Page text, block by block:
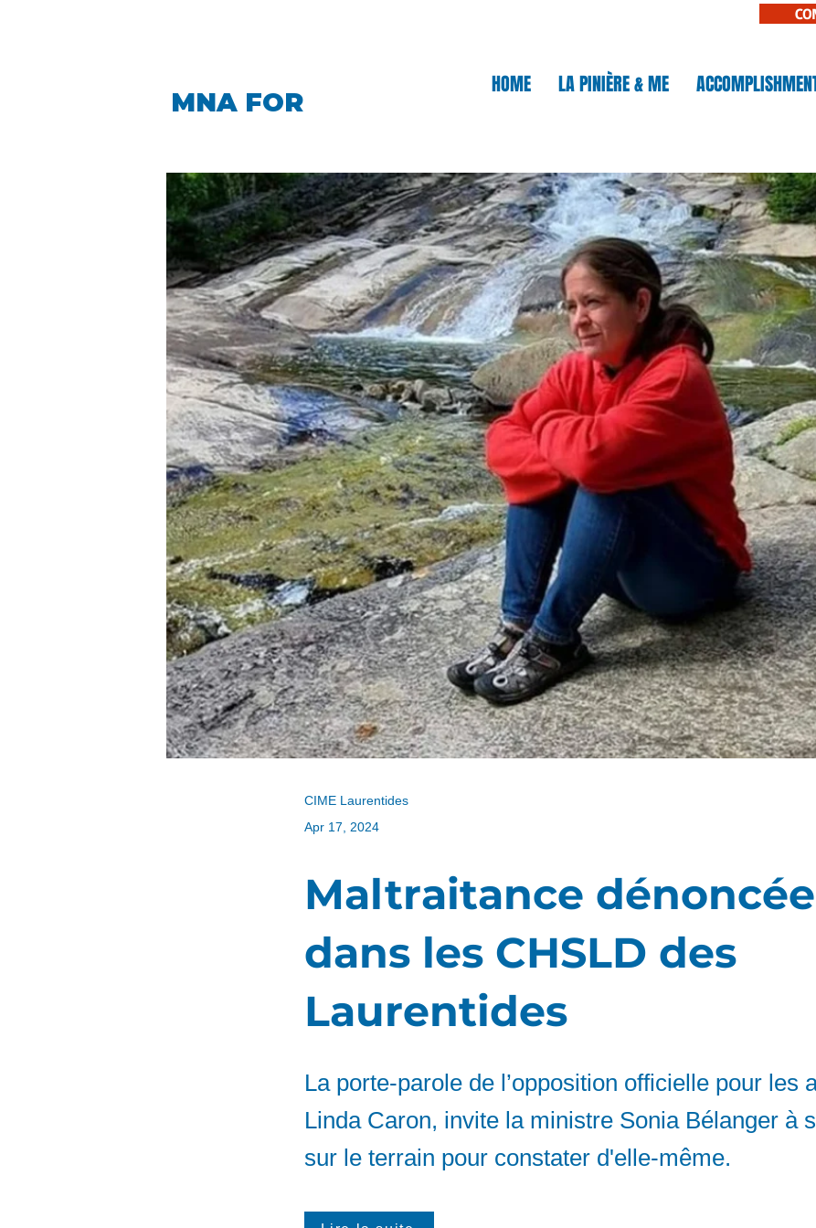
MNA FOR
HOME LA PINIÈRE & ME
CIME Laurentides
Apr 17, 2024
Maltraitance dénoncée
dans les CHSLD des
Laurentides
La porte-parole de l’opposition officielle pour les
Linda Caron, invite la ministre Sonia Bélanger à
sur le terrain pour constater d'elle-même.